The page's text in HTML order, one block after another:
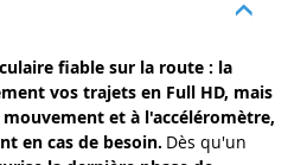
fiable sur la route : la
vos trajets en Full HD, mais
et à l'accéléromètre,
en cas de besoin. Dès qu'un